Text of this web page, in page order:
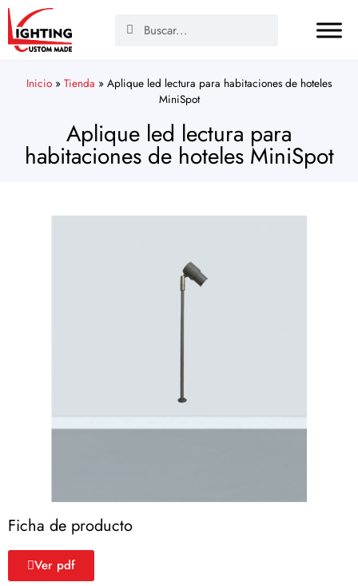
Inicio » Tienda » Aplique led lectura para habitaciones de hoteles
MiniSpot
Aplique led lectura para
habitaciones de hoteles MiniSpot
Ficha de producto
Ver pdf